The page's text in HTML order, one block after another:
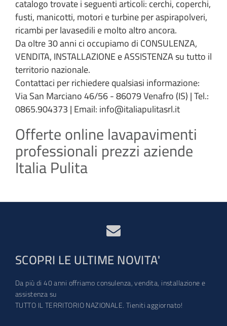
catalogo trovate i seguenti articoli: cerchi, coperchi,
fusti, manicotti, motori e turbine per aspirapolveri,
ricambi per lavasedili e molto altro ancora.
Da oltre 30 anni ci occupiamo di CONSULENZA,
VENDITA, INSTALLAZIONE e ASSISTENZA su tutto il
territorio nazionale.
Contattaci per richiedere qualsiasi informazione:
Via San Marciano 46/56 - 86079 Venafro (IS) | Tel.:
0865.904373 | Email: info@italiapulitasrl.it
Offerte online lavapavimenti
professionali prezzi aziende
Italia Pulita
SCOPRI LE ULTIME NOVITA'
Da più di 40 anni offriamo consulenza, vendita, installazione e
assistenza su
TUTTO IL TERRITORIO NAZIONALE. Tieniti aggiornato!